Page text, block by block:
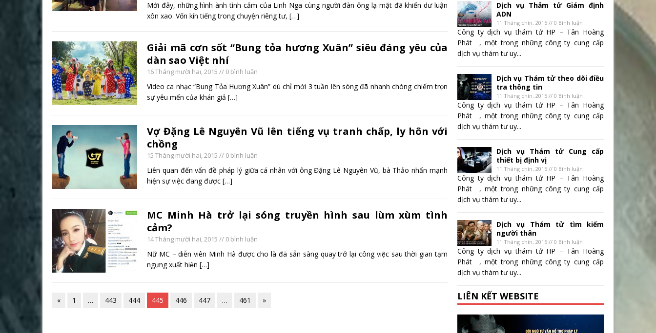
Mới đây, những hình ành tình cảm của Linh Nga cùng người đàn ông lạ mặt đã khiến dư luận
xôn xao. Vốn kín tiếng trong chuyện riêng tư, […]
Giải mã cơn sốt “Bung tỏa hương Xuân” siêu đáng yêu của
dàn sao Việt nhí
16 Tháng mười hai, 2015 // 0 bình luận
Video ca nhạc “Bung Tỏa Hương Xuân” dù chỉ mới 3 tuần lên sóng đã nhanh chóng chiếm trọn
sự yêu mến của khán giả […]
Vợ Đặng Lê Nguyên Vũ lên tiếng vụ tranh chấp, ly hôn với
chồng
15 Tháng mười hai, 2015 // 0 bình luận
Liên quan đến vấn đề pháp lý giữa cá nhân với ông Đặng Lê Nguyên Vũ, bà Thảo nhấn mạnh
hiện sự việc đang được […]
MC Minh Hà trở lại sóng truyền hình sau lùm xùm tình
cảm?
14 Tháng mười hai, 2015 // 0 bình luận
Nữ MC – diễn viên Minh Hà được cho là đã sẵn sàng quay trở lại công việc sau thời gian tạm
ngưng xuất hiện […]
« 1 … 443 444 445 446 447 … 461 »
Dịch vụ Thảm tử Giám định
ADN
11 Tháng chín, 2015 // 0 Bình luận
Công ty dịch vụ thám tử HP – Tân Hoàng
Phát , một trong những công ty cung cấp
dịch vụ thám tư uy...
Dịch vụ Thám tử theo dõi điều
tra thông tin
11 Tháng chín, 2015 // 0 Bình luận
Công ty dịch vụ thám tử HP – Tân Hoàng
Phát , một trong những công ty cung cấp
dịch vụ thám tư uy...
Dịch vụ Thám tử Cung cấp
thiết bị định vị
11 Tháng chín, 2015 // 0 Bình luận
Công ty dịch vụ thám tử HP – Tân Hoàng
Phát , một trong những công ty cung cấp
dịch vụ thám tư uy...
Dịch vụ Thám tử tìm kiếm
người thân
11 Tháng chín, 2015 // 0 Bình luận
Công ty dịch vụ thám tử HP – Tân Hoàng
Phát , một trong những công ty cung cấp
dịch vụ thám tư uy...
LIÊN KẾT WEBSITE